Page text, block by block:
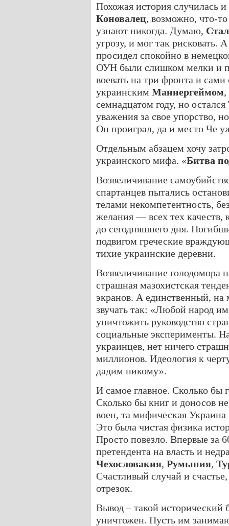
Похожая история случилась
Коновалец, возможно, что-
узнают никогда. Думаю,
угрозу, и мог так рисковать.
просидел спокойно в
ОУН были слишком мелки и
воевать на три фронта и
украинским Маннергеймом,
семнадцатом году, но остался
уважения за свое упорство,
Он проиграл, да и место Че
Отдельным абзацем хочу
украинского мифа. «Битва
Возвеличивание
спартанцев пытались
телами некомпетентность,
желания — всех тех качеств,
до сегодняшнего дня.
подвигом греческие
тихие украинские деревни.
Возвеличивание голодомора
страшная мазохистская
экранов. А единственный, на
звучать так: «Любой народ
уничтожить руководство
социальные эксперименты.
украинцев, нет ничего
миллионов. Идеология к
дадим никому».
И самое главное. Сколько
Сколько бы книг и доносов
воен, та мифическая
Это была чистая физика
Просто повезло. Впервые за
претендента на власть и
Чехословакия, Румыния,
Счастливый случай и
отрезок.
Вывод – такой исторический
уничтожен. Пусть им